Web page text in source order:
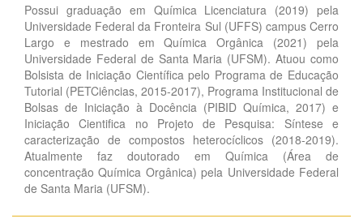
Possui graduação em Química Licenciatura (2019) pela
Universidade Federal da Fronteira Sul (UFFS) campus Cerro
Largo e mestrado em Química Orgânica (2021) pela
Universidade Federal de Santa Maria (UFSM). Atuou como
Bolsista de Iniciação Científica pelo Programa de Educação
Tutorial (PETCiências, 2015-2017), Programa Institucional de
Bolsas de Iniciação à Docência (PIBID Química, 2017) e
Iniciação Cientifica no Projeto de Pesquisa: Síntese e
caracterização de compostos heterocíclicos (2018-2019).
Atualmente faz doutorado em Química (Área de
concentração Química Orgânica) pela Universidade Federal
de Santa Maria (UFSM).